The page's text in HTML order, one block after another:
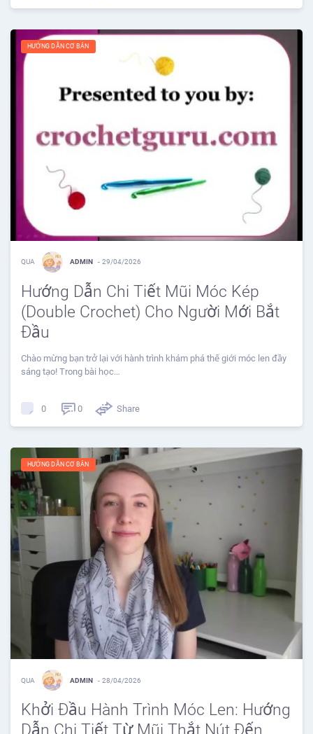
HƯỚNG DẪN CƠ BẢN
QUA ADMIN - 29/04/2026
Hướng Dẫn Chi Tiết Mũi Móc Kép
(Double Crochet) Cho Người Mới Bắt
Đầu
Chào mừng bạn trở lại với hành trình khám phá thế giới móc len đầy
sáng tạo! Trong bài học…
0 0 Share
HƯỚNG DẪN CƠ BẢN
QUA ADMIN - 28/04/2026
Khởi Đầu Hành Trình Móc Len: Hướng